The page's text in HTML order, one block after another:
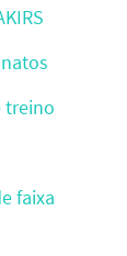
treino
faixa